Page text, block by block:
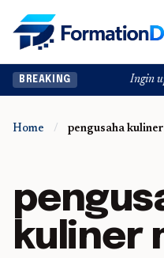
BREAKING Ingin
Home / pengusaha
kuliner